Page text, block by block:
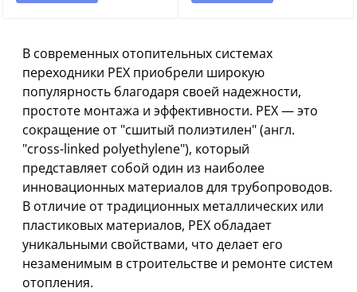
В современных отопительных системах
переходники PEX приобрели широкую
популярность благодаря своей надежности,
простоте монтажа и эффективности. PEX — это
сокращение от "сшитый полиэтилен" (англ.
"cross-linked polyethylene"), который
представляет собой один из наиболее
инновационных материалов для трубопроводов.
В отличие от традиционных металлических или
пластиковых материалов, PEX обладает
уникальными свойствами, что делает его
незаменимым в строительстве и ремонте систем
отопления.